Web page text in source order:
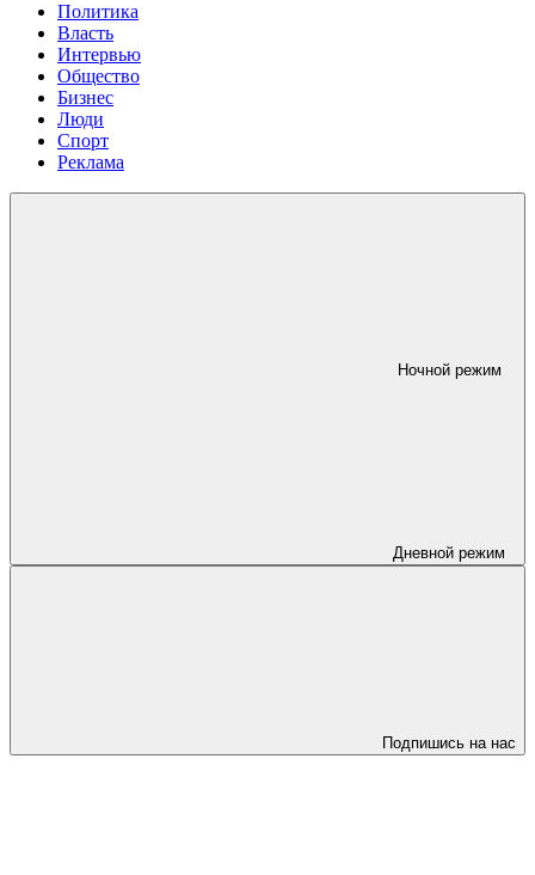
Политика
Власть
Интервью
Общество
Бизнес
Люди
Спорт
Реклама
Ночной режим
Дневной режим
Подпишись на нас